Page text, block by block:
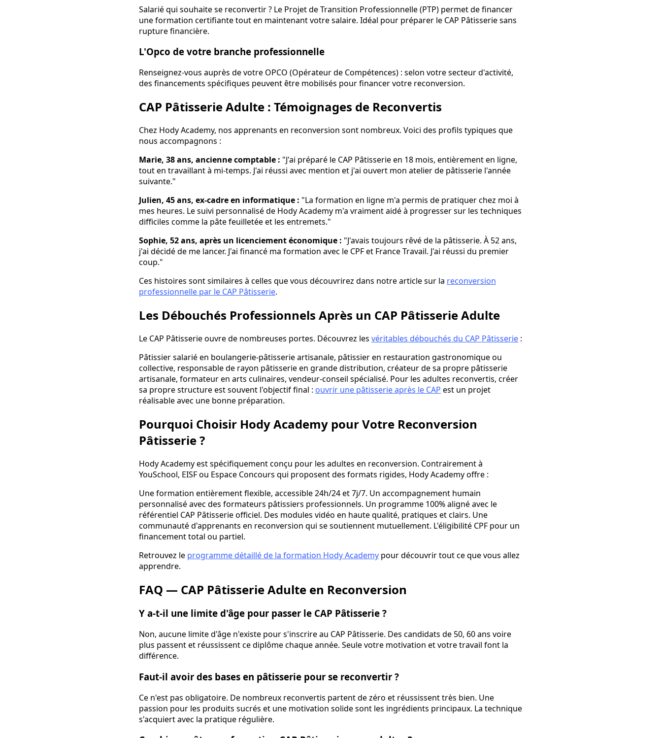
Salarié qui souhaite se reconvertir ? Le Projet de Transition Professionnelle (PTP) permet de financer
une formation certifiante tout en maintenant votre salaire. Idéal pour préparer le CAP Pâtisserie sans
rupture financière.
L'Opco de votre branche professionnelle
Renseignez-vous auprès de votre OPCO (Opérateur de Compétences) : selon votre secteur d'activité,
des financements spécifiques peuvent être mobilisés pour financer votre reconversion.
CAP Pâtisserie Adulte : Témoignages de Reconvertis
Chez Hody Academy, nos apprenants en reconversion sont nombreux. Voici des profils typiques que
nous accompagnons :
Marie, 38 ans, ancienne comptable : "J'ai préparé le CAP Pâtisserie en 18 mois, entièrement en ligne,
tout en travaillant à mi-temps. J'ai réussi avec mention et j'ai ouvert mon atelier de pâtisserie l'année
suivante."
Julien, 45 ans, ex-cadre en informatique : "La formation en ligne m'a permis de pratiquer chez moi à
mes heures. Le suivi personnalisé de Hody Academy m'a vraiment aidé à progresser sur les techniques
difficiles comme la pâte feuilletée et les entremets."
Sophie, 52 ans, après un licenciement économique : "J'avais toujours rêvé de la pâtisserie. À 52 ans,
j'ai décidé de me lancer. J'ai financé ma formation avec le CPF et France Travail. J'ai réussi du premier
coup."
Ces histoires sont similaires à celles que vous découvrirez dans notre article sur la reconversion
professionnelle par le CAP Pâtisserie.
Les Débouchés Professionnels Après un CAP Pâtisserie Adulte
Le CAP Pâtisserie ouvre de nombreuses portes. Découvrez les véritables débouchés du CAP Pâtisserie :
Pâtissier salarié en boulangerie-pâtisserie artisanale, pâtissier en restauration gastronomique ou
collective, responsable de rayon pâtisserie en grande distribution, créateur de sa propre pâtisserie
artisanale, formateur en arts culinaires, vendeur-conseil spécialisé. Pour les adultes reconvertis, créer
sa propre structure est souvent l'objectif final : ouvrir une pâtisserie après le CAP est un projet
réalisable avec une bonne préparation.
Pourquoi Choisir Hody Academy pour Votre Reconversion
Pâtisserie ?
Hody Academy est spécifiquement conçu pour les adultes en reconversion. Contrairement à
YouSchool, EISF ou Espace Concours qui proposent des formats rigides, Hody Academy offre :
Une formation entièrement flexible, accessible 24h/24 et 7j/7. Un accompagnement humain
personnalisé avec des formateurs pâtissiers professionnels. Un programme 100% aligné avec le
référentiel CAP Pâtisserie officiel. Des modules vidéo en haute qualité, pratiques et clairs. Une
communauté d'apprenants en reconversion qui se soutiennent mutuellement. L'éligibilité CPF pour un
financement total ou partiel.
Retrouvez le programme détaillé de la formation Hody Academy pour découvrir tout ce que vous allez
apprendre.
FAQ — CAP Pâtisserie Adulte en Reconversion
Y a-t-il une limite d'âge pour passer le CAP Pâtisserie ?
Non, aucune limite d'âge n'existe pour s'inscrire au CAP Pâtisserie. Des candidats de 50, 60 ans voire
plus passent et réussissent ce diplôme chaque année. Seule votre motivation et votre travail font la
différence.
Faut-il avoir des bases en pâtisserie pour se reconvertir ?
Ce n'est pas obligatoire. De nombreux reconvertis partent de zéro et réussissent très bien. Une
passion pour les produits sucrés et une motivation solide sont les ingrédients principaux. La technique
s'acquiert avec la pratique régulière.